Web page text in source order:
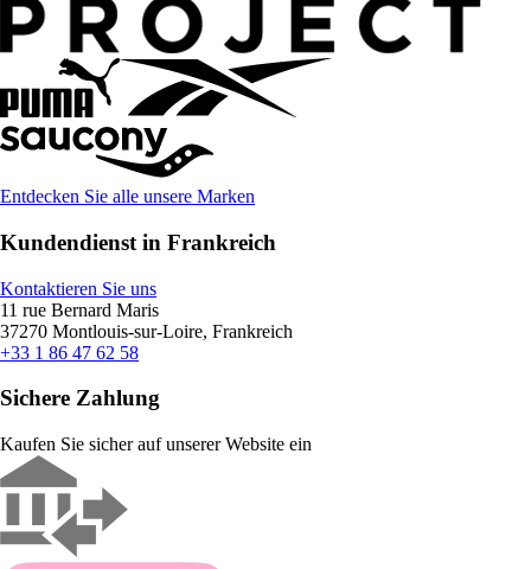
Entdecken Sie alle unsere Marken
Kundendienst in Frankreich
Kontaktieren Sie uns
11 rue Bernard Maris
37270 Montlouis-sur-Loire, Frankreich
+33 1 86 47 62 58
Sichere Zahlung
Kaufen Sie sicher auf unserer Website ein